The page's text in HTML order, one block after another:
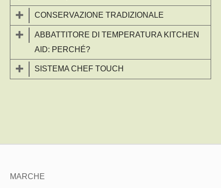
CONSERVAZIONE TRADIZIONALE
ABBATTITORE DI TEMPERATURA KITCHEN
AID: PERCHÉ?
SISTEMA CHEF TOUCH
MARCHE